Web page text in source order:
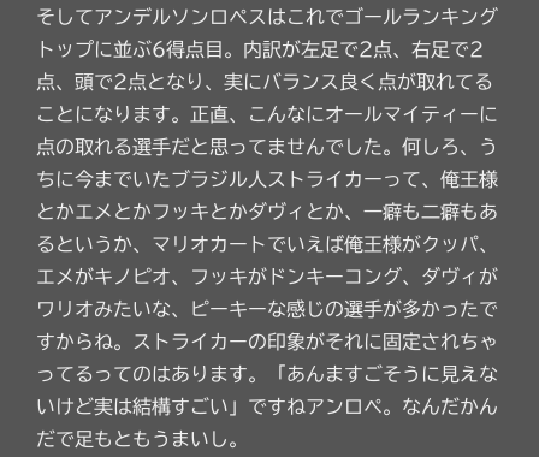
そしてアンデルソンロペスはこれでゴールランキング
トップに並ぶ6得点目。内訳が左足で2点、右足で2
点、頭で2点となり、実にバランス良く点が取れてる
ことになります。正直、こんなにオールマイティーに
点の取れる選手だと思ってませんでした。何しろ、う
ちに今までいたブラジル人ストライカーって、俺王様
とかエメとかフッキとかダヴィとか、一癖も二癖もあ
るというか、マリオカートでいえば俺王様がクッパ、
エメがキノピオ、フッキがドンキーコング、ダヴィが
ワリオみたいな、ピーキーな感じの選手が多かったで
すからね。ストライカーの印象がそれに固定されちゃ
ってるってのはあります。「あんますごそうに見えな
いけど実は結構すごい」ですねアンロペ。なんだかん
だで足もともうまいし。